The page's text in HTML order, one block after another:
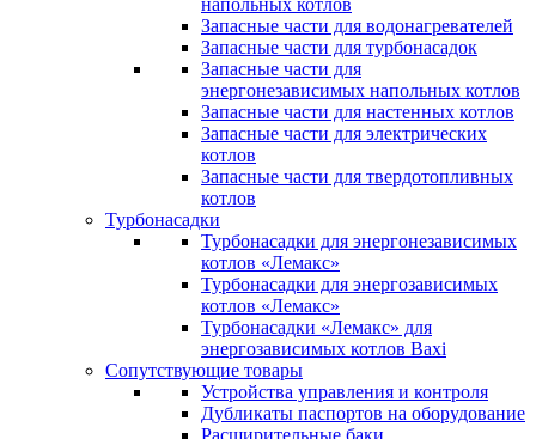
напольных котлов
Запасные части для водонагревателей
Запасные части для турбонасадок
Запасные части для
энергонезависимых напольных котлов
Запасные части для настенных котлов
Запасные части для электрических
котлов
Запасные части для твердотопливных
котлов
Турбонасадки
Турбонасадки для энергонезависимых
котлов «Лемакс»
Турбонасадки для энергозависимых
котлов «Лемакс»
Турбонасадки «Лемакс» для
энергозависимых котлов Baxi
Сопутствующие товары
Устройства управления и контроля
Дубликаты паспортов на оборудование